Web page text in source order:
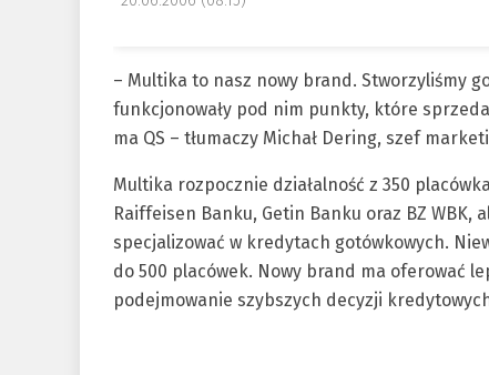
– Multika to nasz nowy brand. Stworzyliśmy
funkcjonowały pod nim punkty, które
ma QS – tłumaczy Michał Dering, szef
Multika rozpocznie działalność z 350
Raiffeisen Banku, Getin Banku oraz BZ
specjalizować w kredytach gotówkowych.
do 500 placówek. Nowy brand ma oferować
podejmowanie szybszych decyzji